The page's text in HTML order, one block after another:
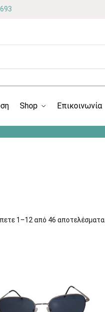
Shop Επικοινωνία
1–12 από 46 αποτελέσματα